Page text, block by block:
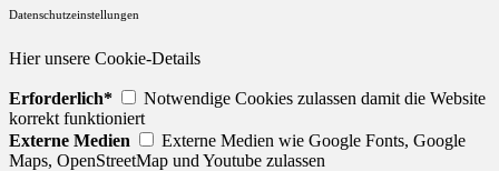
Datenschutzeinstellungen
Hier unsere Cookie-Details
Erforderlich*
Notwendige Cookies zulassen damit die Website
korrekt funktioniert
Externe Medien
Externe Medien wie Google Fonts, Google
Maps, OpenStreetMap und Youtube zulassen